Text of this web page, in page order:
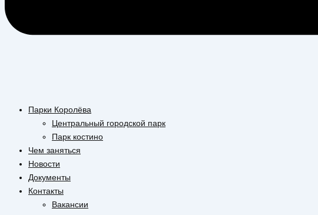
Парки Королёва
Центральный городской парк
Парк костино
Чем заняться
Новости
Документы
Контакты
Вакансии